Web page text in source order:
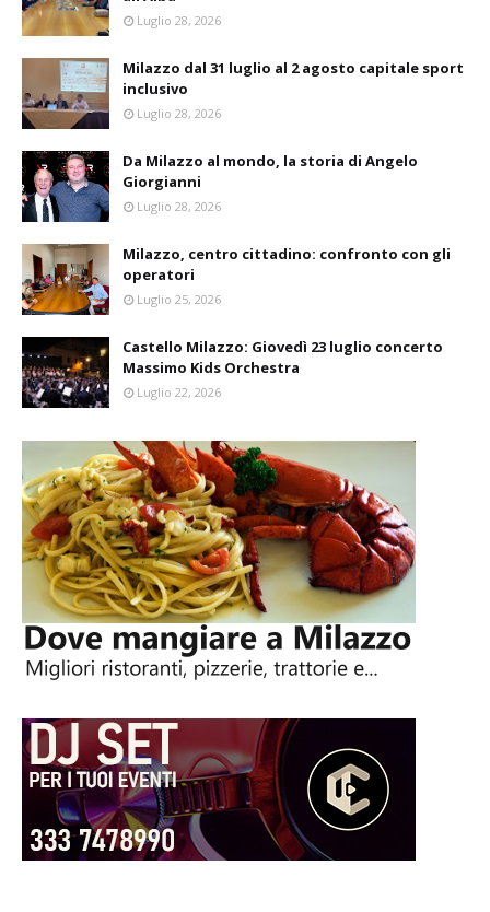
Luglio 28, 2026
Milazzo dal 31 luglio al 2 agosto capitale sport
inclusivo
Luglio 28, 2026
Da Milazzo al mondo, la storia di Angelo
Giorgianni
Luglio 28, 2026
Milazzo, centro cittadino: confronto con gli
operatori
Luglio 25, 2026
Castello Milazzo: Giovedì 23 luglio concerto
Massimo Kids Orchestra
Luglio 22, 2026